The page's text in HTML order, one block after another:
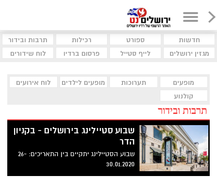
חדשות ספורט רכילות
תרבות ובידור
מגזין ירושלים
לייף סטייל פרסום ברדיו לוח שידורים
מופעים תערוכות מופעים לילדים
לוח אירועים
קולנוע
תרבות ובידור
שבוע סטיילינג בירושלים - בקניון
הדר
שבוע הסטיילינג יתקיים בין התאריכים: 26-
30.01.2020